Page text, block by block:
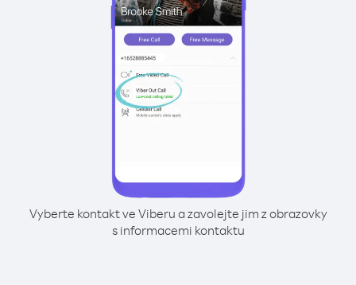
Vyberte kontakt ve Viberu a zavolejte jim z obrazovky
s informacemi kontaktu